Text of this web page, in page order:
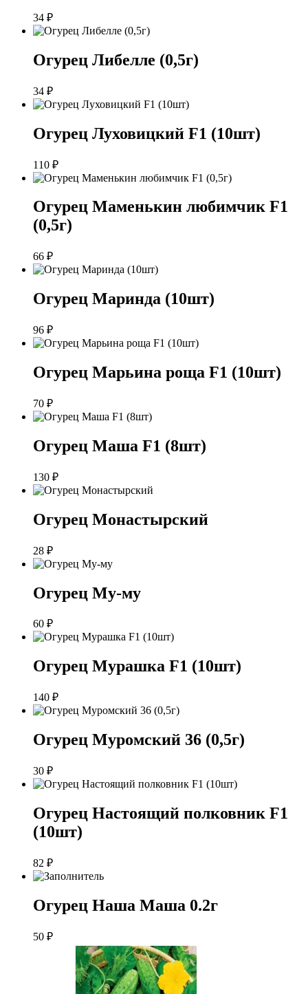
34 ₽
Огурец Либелле (0,5г)
34 ₽
Огурец Луховицкий F1 (10шт)
110 ₽
Огурец Маменькин любимчик F1
(0,5г)
66 ₽
Огурец Маринда (10шт)
96 ₽
Огурец Марьина роща F1 (10шт)
70 ₽
Огурец Маша F1 (8шт)
130 ₽
Огурец Монастырский
28 ₽
Огурец Му-му
60 ₽
Огурец Мурашка F1 (10шт)
140 ₽
Огурец Муромский 36 (0,5г)
30 ₽
Огурец Настоящий полковник F1
(10шт)
82 ₽
Огурец Наша Маша 0.2г
50 ₽